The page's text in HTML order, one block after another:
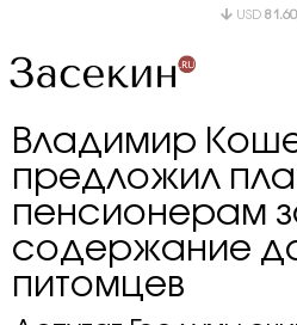
USD 81.60
Владимир
предложил
пенсионерам
содержание
питомцев